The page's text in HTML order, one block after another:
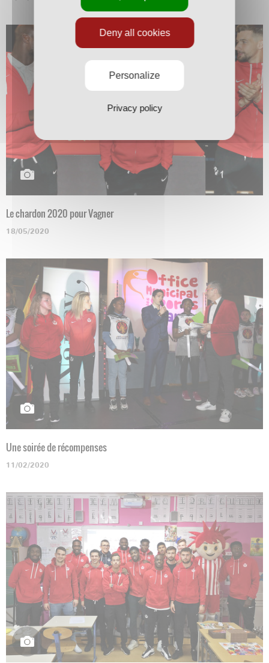
Le chardon 2020 pour Vagner
18/05/2020
Une soirée de récompenses
11/02/2020
Deny all cookies
Personalize
Privacy policy